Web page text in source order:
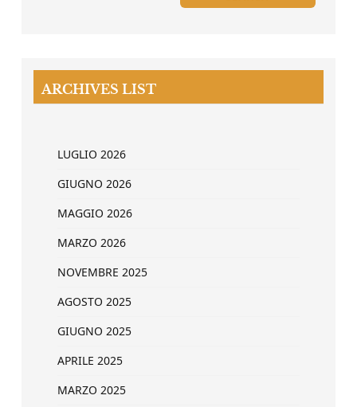
ARCHIVES LIST
LUGLIO 2026
GIUGNO 2026
MAGGIO 2026
MARZO 2026
NOVEMBRE 2025
AGOSTO 2025
GIUGNO 2025
APRILE 2025
MARZO 2025